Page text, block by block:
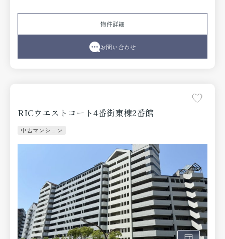
物件詳細
お問い合わせ
RICウエストコート4番街東棟2番館
中古マンション